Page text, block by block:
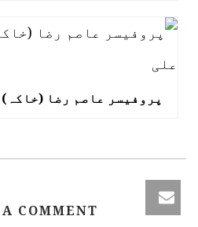
پروفیسر عاصم رضا
COMMENT